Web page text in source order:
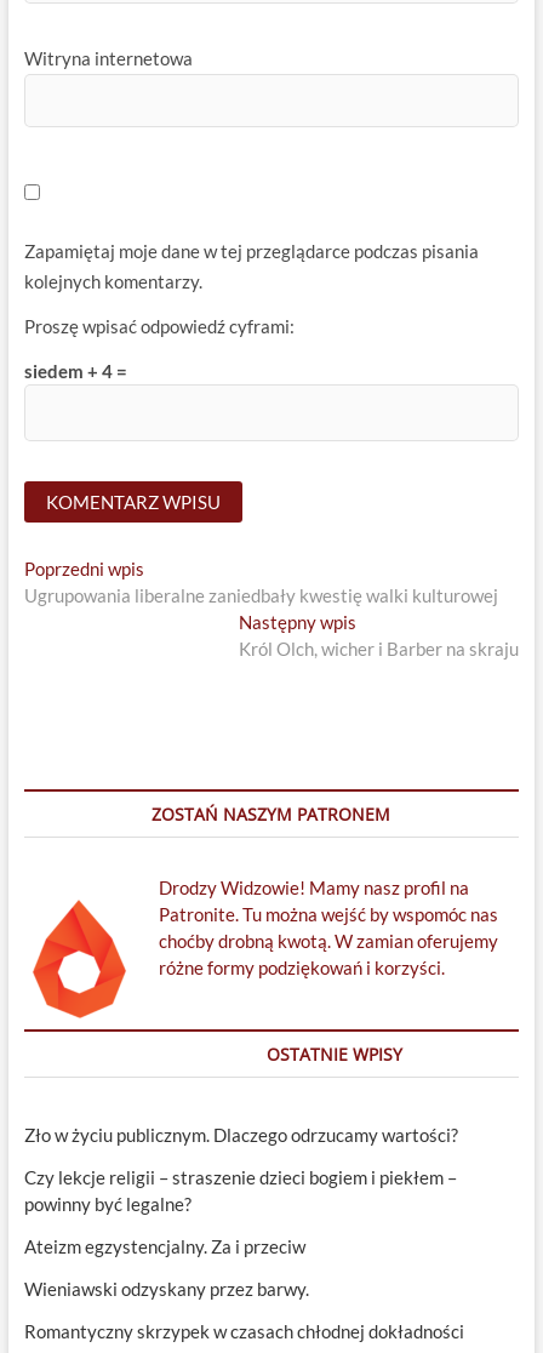
Witryna internetowa
Zapamiętaj moje dane w tej przeglądarce podczas pisania
kolejnych komentarzy.
Proszę wpisać odpowiedź cyframi:
siedem + 4 =
Nawigacja
wpisu
Poprzedni wpisPrevious
post:
Ugrupowania liberalne zaniedbały kwestię walki kulturowej
Następny wpis
post:
Król Olch, wicher i Barber na skraju
ZOSTAŃ NASZYM PATRONEM
Drodzy Widzowie! Mamy nasz profil na
Patronite. Tu można wejść by wspomóc nas
choćby drobną kwotą. W zamian oferujemy
różne formy podziękowań i korzyści.
OSTATNIE WPISY
Zło w życiu publicznym. Dlaczego odrzucamy wartości?
Czy lekcje religii – straszenie dzieci bogiem i piekłem –
powinny być legalne?
Ateizm egzystencjalny. Za i przeciw
Wieniawski odzyskany przez barwy.
Romantyczny skrzypek w czasach chłodnej dokładności